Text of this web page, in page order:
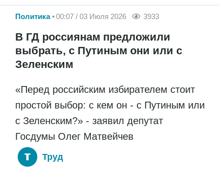
Политика 00:07 / 03 Июля 2026 3933
В ГД россиянам предложили
выбрать, с Путиным они или с
Зеленским
«Перед российским избирателем стоит
простой выбор: с кем он - с Путиным или
с Зеленским?» - заявил депутат
Госдумы Олег Матвейчев
Труд